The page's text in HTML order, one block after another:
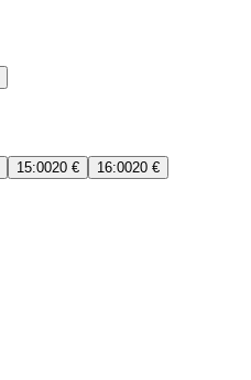
15:0020 € 16:0020 €